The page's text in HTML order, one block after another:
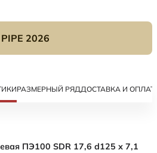
2026
РАЗМЕРНЫЙ РЯДДОСТАВКА И
ПЭ100 SDR 17,6 d125 х 7,1